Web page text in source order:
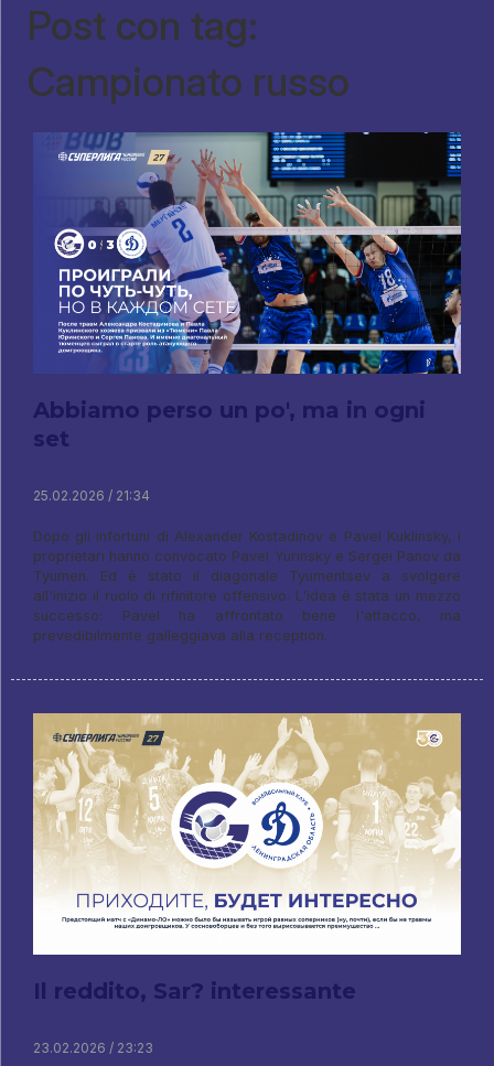
Post con tag:
Campionato russo
Abbiamo perso un po', ma in ogni
set
25.02.2026 / 21:34
Dopo gli infortuni di Alexander Kostadinov e Pavel Kuklinsky, i
proprietari hanno convocato Pavel Yurinsky e Sergei Panov da
Tyumen. Ed è stato il diagonale Tyumentsev a svolgere
all'inizio il ruolo di rifinitore offensivo. L'idea è stata un mezzo
successo: Pavel ha affrontato bene l'attacco, ma
prevedibilmente galleggiava alla reception.
Il reddito, Sar? interessante
23.02.2026 / 23:23